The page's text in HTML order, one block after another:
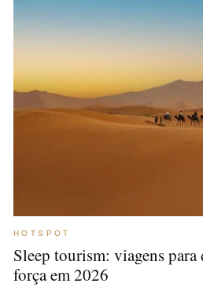
HOTSPOT
Sleep tourism: viagens
força em 2026